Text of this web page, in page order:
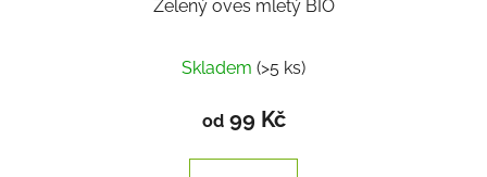
Zelený oves mletý BIO
Skladem (>5 ks)
od99 Kč